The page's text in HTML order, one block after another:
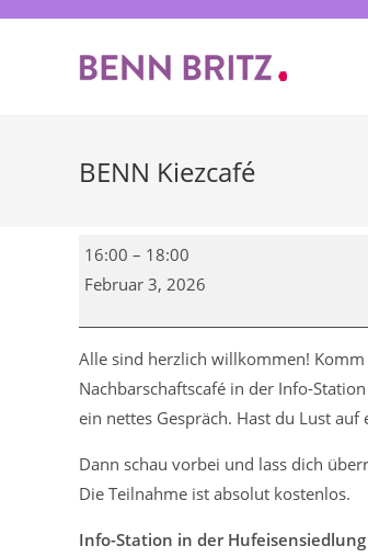
BENN Kiezcafé
BENN
Kiezcafé
16:00 – 18:00
Februar 3, 2026
Alle sind herzlich willkommen!
Nachbarschaftscafé in der Info-
ein nettes Gespräch. Hast du Lust
Dann schau vorbei und lass dich
Die Teilnahme ist absolut kostenlos.
Info-Station in der Hufeisensiedlung